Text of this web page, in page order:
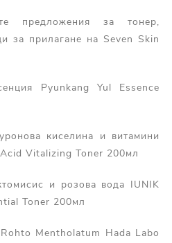
предложения за тонер,
за прилагане на Seven Skin
Pyunkang Yul Essence
киселина и витамини
Vitalizing Toner 200мл
и розова вода IUNIK
Toner 200мл
Mentholatum Hada Labo